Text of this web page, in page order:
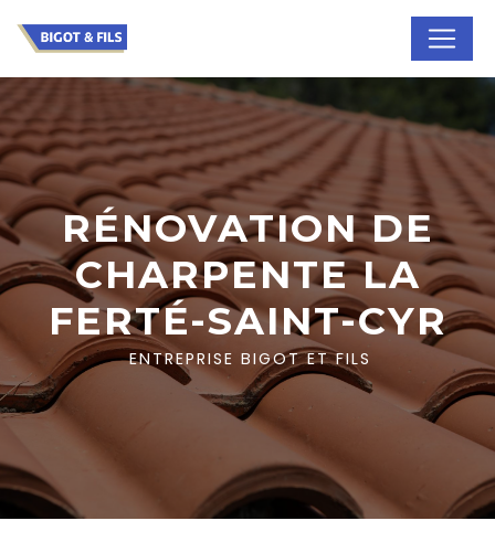
RÉNOVATION DE
CHARPENTE LA
FERTÉ-SAINT-CYR
ENTREPRISE BIGOT ET FILS